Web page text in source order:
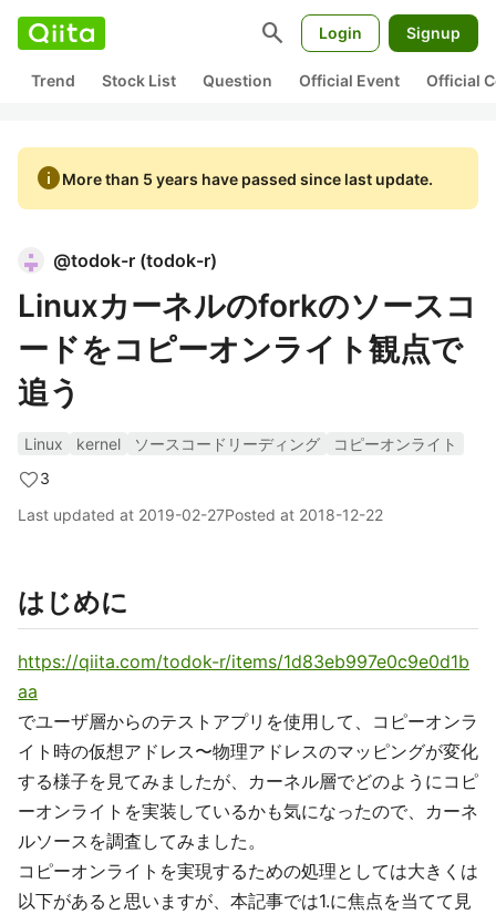
search Login Signup
Trend Stock List Question Official Event Official
infoMore than 5 years have passed since last update.
@todok-r (todok-r)
Linuxカーネルのforkのソースコ
ードをコピーオンライト観点で
追う
Linux kernel ソースコードリーディング
コピーオンライト
3
Last updated at 2019-02-27Posted at 2018-12-22
はじめに
https://qiita.com/todok-r/items/1d83eb997e0c9e0d1b
aa
でユーザ層からのテストアプリを使用して、コピーオンラ
イト時の仮想アドレス〜物理アドレスのマッピングが変化
する様子を見てみましたが、カーネル層でどのようにコピ
ーオンライトを実装しているかも気になったので、カーネ
ルソースを調査してみました。
コピーオンライトを実現するための処理としては大きくは
以下があると思いますが、本記事では1.に焦点を当てて見